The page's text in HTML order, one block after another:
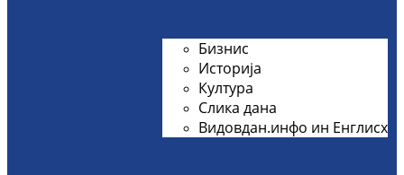
Бизнис
Историја
Култура
Слика дана
Видовдан.инфо ин Енглисх